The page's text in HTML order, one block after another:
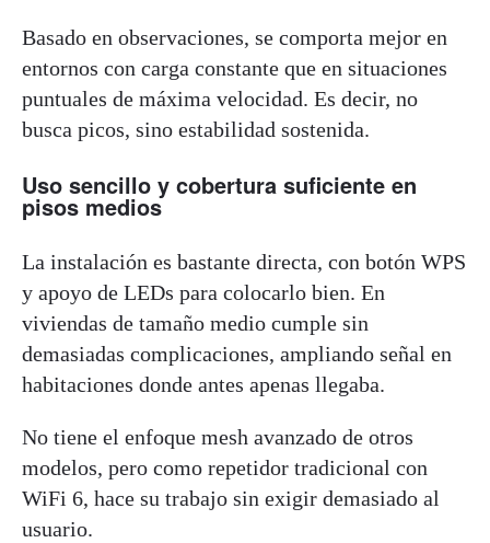
Basado en observaciones, se comporta mejor en
entornos con carga constante que en situaciones
puntuales de máxima velocidad. Es decir, no
busca picos, sino estabilidad sostenida.
Uso sencillo y cobertura suficiente en
pisos medios
La instalación es bastante directa, con botón WPS
y apoyo de LEDs para colocarlo bien. En
viviendas de tamaño medio cumple sin
demasiadas complicaciones, ampliando señal en
habitaciones donde antes apenas llegaba.
No tiene el enfoque mesh avanzado de otros
modelos, pero como repetidor tradicional con
WiFi 6, hace su trabajo sin exigir demasiado al
usuario.